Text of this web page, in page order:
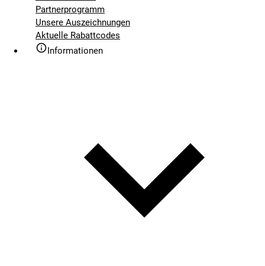
Partnerprogramm
Unsere Auszeichnungen
Aktuelle Rabattcodes
Informationen